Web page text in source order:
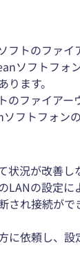
フトのファイ
ソフトフォ
ます。
のファイアー
フトフォン
状況が改善
LANの設定
され接続が
に依頼し、設